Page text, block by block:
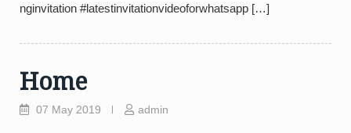
nginvitation #latestinvitationvideoforwhatsapp […]
Home
07 May 2019 admin